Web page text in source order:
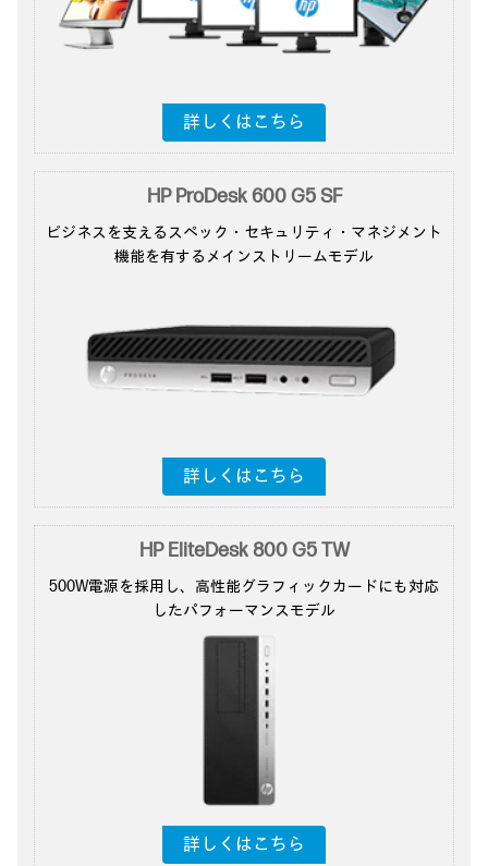
詳しくはこちら
HP ProDesk 600 G5 SF
ビジネスを支えるスペック・セキュリティ ・マネジメント
機能を有するメインストリームモデル
詳しくはこちら
HP EliteDesk 800 G5 TW
500W電源を採用し、 高性能グラフィックカードにも対応
したパフォーマンスモデル
詳しくはこちら